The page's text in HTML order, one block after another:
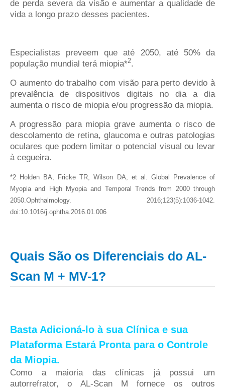
de perda severa da visão e aumentar a qualidade de
vida a longo prazo desses pacientes.
Especialistas preveem que até 2050, até 50% da
população mundial terá miopia*2.
O aumento do trabalho com visão para perto devido à
prevalência de dispositivos digitais no dia a dia
aumenta o risco de miopia e/ou progressão da miopia.
A progressão para miopia grave aumenta o risco de
descolamento de retina, glaucoma e outras patologias
oculares que podem limitar o potencial visual ou levar
à cegueira.
*2 Holden BA, Fricke TR, Wilson DA, et al. Global Prevalence of
Myopia and High Myopia and Temporal Trends from 2000 through
2050.Ophthalmology. 2016;123(5):1036-1042.
doi:10.1016/j.ophtha.2016.01.006
Quais São os Diferenciais do AL-
Scan M + MV-1?
Basta Adicioná-lo à sua Clínica e sua
Plataforma Estará Pronta para o Controle
da Miopia.
Como a maioria das clínicas já possui um
autorrefrator, o AL-Scan M fornece os outros